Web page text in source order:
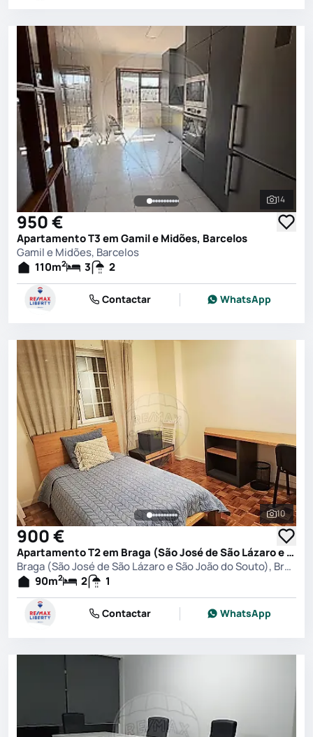
Ver
14
950 €
Apartamento T3 em Gamil e Midões, Barcelos
Gamil e Midões, Barcelos
110m2 3 2
Contactar WhatsApp
Ver
10
900 €
Apartamento T2 em Braga (São José de São Lázaro e São João do Souto), Braga
Braga (São José de São Lázaro e São João do Souto), Braga
90m2 2 1
Contactar WhatsApp